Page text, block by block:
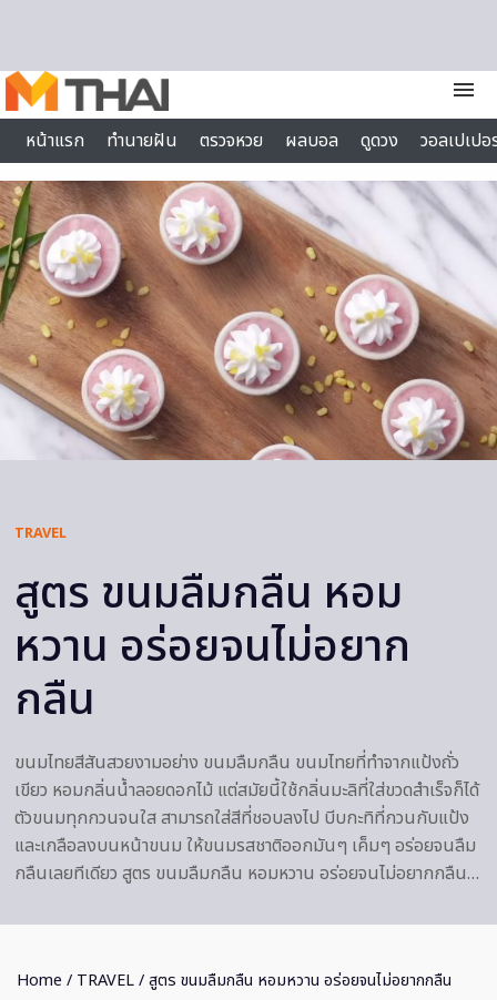
menu
หน้าแรก
ทำนายฝัน ตรวจหวย ผลบอล ดูดวง
วอลเปเป
ไลฟ์สไตล์
TRAVEL
สูตร ขนมลืมกลืน หอม
หวาน อร่อยจนไม่อยาก
กลืน
ขนมไทยสีสันสวยงามอย่าง ขนมลืมกลืน ขนมไทยที่ทำจากแป้งถั่ว
เขียว หอมกลิ่นน้ำลอยดอกไม้ แต่สมัยนี้ใช้กลิ่นมะลิที่ใส่ขวดสำเร็จก็ได้
ตัวขนมทุกกวนจนใส สามารถใส่สีที่ชอบลงไป บีบกะทิที่กวนกับแป้ง
และเกลือลงบนหน้าขนม ให้ขนมรสชาติออกมันๆ เค็มๆ อร่อยจนลืม
กลืนเลยทีเดียว สูตร ขนมลืมกลืน หอมหวาน อร่อยจนไม่อยากกลืน…
Home / TRAVEL/ สูตร ขนมลืมกลืน หอมหวาน อร่อยจนไม่อยากกลืน